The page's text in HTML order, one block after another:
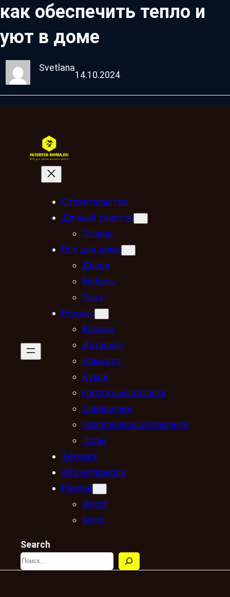
как обеспечить тепло и
уют в доме
Svetlana
14.10.2024
Строительство
Дачный участок
Огород
Всё для дома
Двери
Мебель
Окна
Ремонт
Ванная
Интерьер
Комната
Кухня
Натяжные потолки
Освещение
Отопление и сантехника
Полы
Техника
Это интересно
Разное
Досуг
Авто
Search